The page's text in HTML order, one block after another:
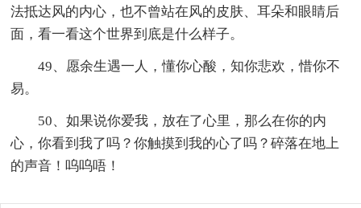
法抵达风的内心，也不曾站在风的皮肤、耳朵和眼睛后
面，看一看这个世界到底是什么样子。
49、愿余生遇一人，懂你心酸，知你悲欢，惜你不
易。
50、如果说你爱我，放在了心里，那么在你的内
心，你看到我了吗？你触摸到我的心了吗？碎落在地上
的声音！呜呜唔！